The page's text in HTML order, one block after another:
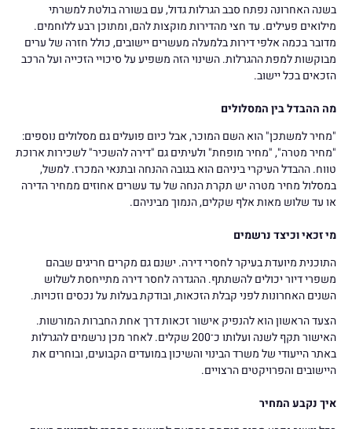
בשנה האחרונה נפתח סבב הגרלות גדול, עם בשורה בולטת למשרתי
מילואים פעילים. עד חצי מהדירות מוקצות להם, ומתוכן רבע ללוחמים.
מדובר בכמה אלפי דירות בלמעלה מעשרים יישובים, כולל חזרה של ערים
מבוקשות למפת ההגרלות. השינוי הזה משפיע על סיכויי הזכייה ועל הרכב
הזכאים בכל יישוב.
מה ההבדל בין המסלולים
"מחיר למשתכן" הוא השם המוכר, אבל כיום פועלים גם מסלולים נוספים:
"מחיר מטרה", "מחיר מופחת" ולעיתים גם "דירה להשכיר" לשכירות ארוכת
טווח. ההבדל העיקרי ביניהם הוא בגובה ההנחה ובתנאי המכרז. למשל,
במסלול מחיר מטרה יש תקרת הנחה של עד עשרים אחוזים ממחיר הדירה
או עד שלוש מאות אלף שקלים, הנמוך מביניהם.
מי זכאי וכיצד נרשמים
התוכנית מיועדת בעיקר לחסרי דירה. ישנם גם מקרים חריגים שבהם
משפרי דיור יכולים להשתתף. ההגדרה לחסר דירה מתייחסת לשלוש
השנים האחרונות לפני קבלת הזכאות, ובודקת בעלות על נכסים וזכויות.
הצעד הראשון הוא להנפיק אישור זכאות דרך אחת החברות המורשות.
האישור תקף לשנה ועלותו כ־200 שקלים. לאחר מכן נרשמים להגרלות
באתר הייעודי של משרד הבינוי והשיכון במועדים הקבועים, ובוחרים את
היישובים והפרויקטים הרצויים.
איך נקבע המחיר